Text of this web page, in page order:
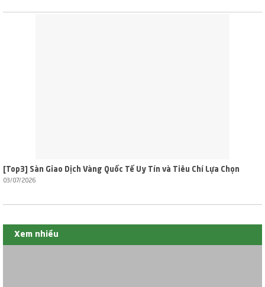
[Top3] Sàn Giao Dịch Vàng Quốc Tế Uy Tín và Tiêu Chí Lựa Chọn
03/07/2026
Xem nhiều